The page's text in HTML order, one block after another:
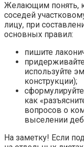
Желающим понять,
соседей
лицу, при
основных правил:
пишите
используйте
конструкции);
как
вопросов о
выселении
На заметку! Если